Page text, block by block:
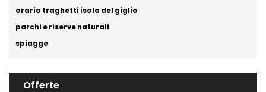
orario traghetti isola del giglio
parchi e riserve naturali
spiagge
Offerte